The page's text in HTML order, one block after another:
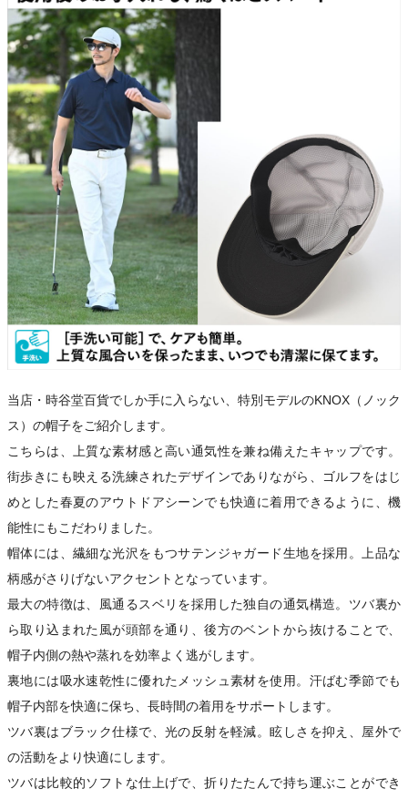
当店・時谷堂百貨でしか手に入らない、特別モデルのKNOX（ノック
ス）の帽子をご紹介します。
こちらは、上質な素材感と高い通気性を兼ね備えたキャップです。
街歩きにも映える洗練されたデザインでありながら、ゴルフをはじ
めとした春夏のアウトドアシーンでも快適に着用できるように、機
能性にもこだわりました。
帽体には、繊細な光沢をもつサテンジャガード生地を採用。上品な
柄感がさりげないアクセントとなっています。
最大の特徴は、風通るスベリを採用した独自の通気構造。ツバ裏か
ら取り込まれた風が頭部を通り、後方のベントから抜けることで、
帽子内側の熱や蒸れを効率よく逃がします。
裏地には吸水速乾性に優れたメッシュ素材を使用。汗ばむ季節でも
帽子内部を快適に保ち、長時間の着用をサポートします。
ツバ裏はブラック仕様で、光の反射を軽減。眩しさを抑え、屋外で
の活動をより快適にします。
ツバは比較的ソフトな仕上げで、折りたたんで持ち運ぶことができ